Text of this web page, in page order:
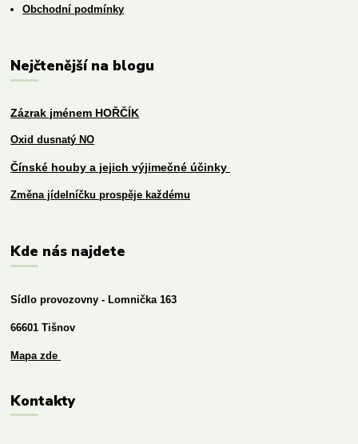
Obchodní podmínky
Nejčtenější na blogu
Zázrak jménem HOŘČÍK
Oxid dusnatý NO
Čínské houby a jejich výjimečné účinky
Změna jídelníčku prospěje každému
Kde nás najdete
Sídlo provozovny - Lomnička 163
66601 Tišnov
Mapa zde
Kontakty